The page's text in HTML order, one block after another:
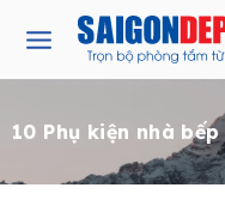
Main
10 Phụ kiện nhà